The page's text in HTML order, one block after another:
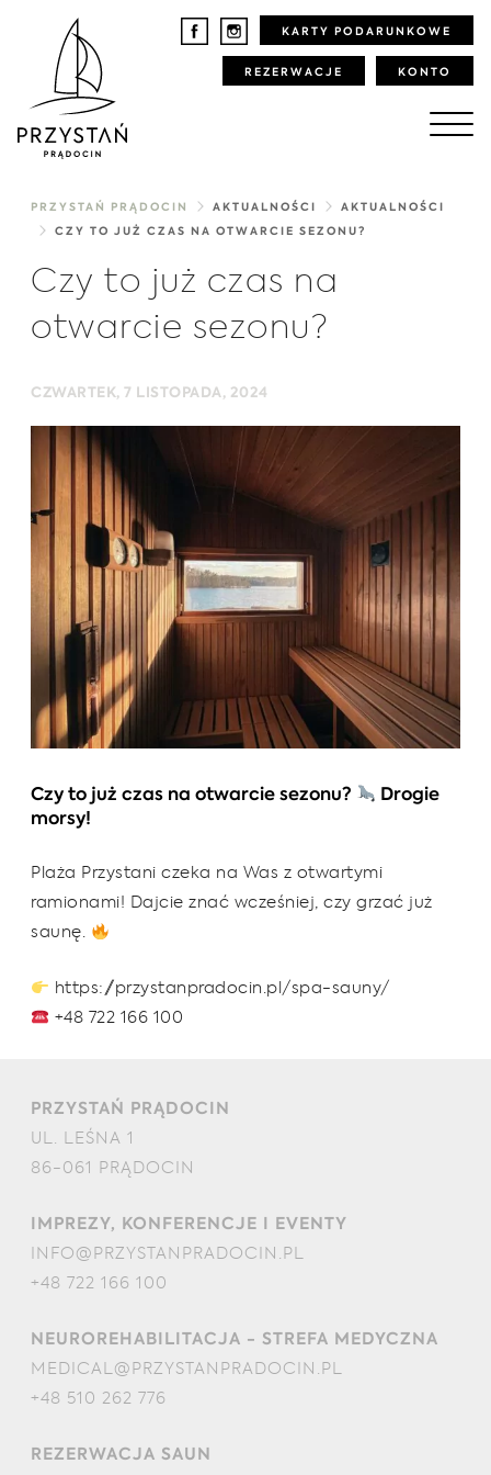
KARTY PODARUNKOWE
REZERWACJE KONTO
PRZYSTAŃ PRĄDOCIN AKTUALNOŚCI AKTUALNOŚCI
CZY TO JUŻ CZAS NA OTWARCIE SEZONU?
Czy to już czas na
otwarcie sezonu?
CZWARTEK, 7 LISTOPADA, 2024
Czy to już czas na otwarcie sezonu?
Drogie
morsy!
Plaża Przystani czeka na Was z otwartymi
ramionami! Dajcie znać wcześniej, czy grzać już
saunę.
https://przystanpradocin.pl/spa-sauny/
+48 722 166 100
PRZYSTAŃ PRĄDOCIN
UL. LEŚNA 1
86-061 PRĄDOCIN
IMPREZY, KONFERENCJE I EVENTY
INFO@PRZYSTANPRADOCIN.PL
+48 722 166 100
NEUROREHABILITACJA - STREFA MEDYCZNA
MEDICAL@PRZYSTANPRADOCIN.PL
+48 510 262 776
REZERWACJA SAUN